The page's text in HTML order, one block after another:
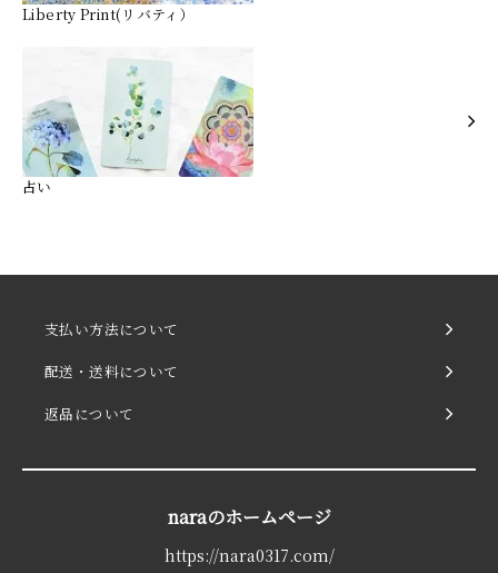
Liberty Print(リバティ）
占い
支払い方法について
配送・送料について
返品について
naraのホームページ
https://nara0317.com/